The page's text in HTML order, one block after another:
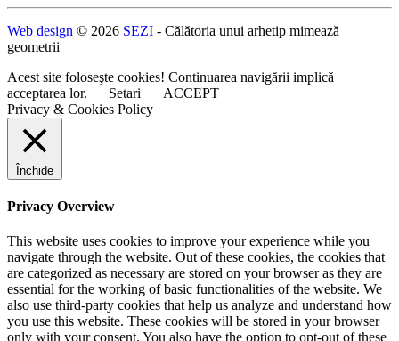
Web design © 2026 SEZI - Călătoria unui arhetip mimează
geometrii
Acest site foloseşte cookies! Continuarea navigării implică
acceptarea lor.
Setari
ACCEPT
Privacy & Cookies Policy
Închide
Privacy Overview
This website uses cookies to improve your experience while you
navigate through the website. Out of these cookies, the cookies that
are categorized as necessary are stored on your browser as they are
essential for the working of basic functionalities of the website. We
also use third-party cookies that help us analyze and understand how
you use this website. These cookies will be stored in your browser
only with your consent. You also have the option to opt-out of these